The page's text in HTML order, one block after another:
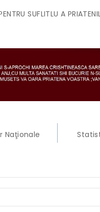
SUFLITLU A
Naţionale